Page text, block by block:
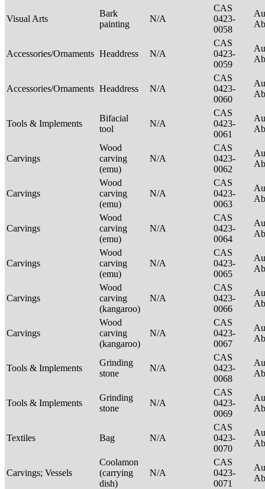
Visual Arts
Bark
painting
N/A
CAS
0423-
0058
Accessories/Ornaments Headdress N/A
CAS
0423-
0059
Accessories/Ornaments Headdress N/A
CAS
0423-
0060
Tools & Implements
Bifacial
tool
N/A
CAS
0423-
0061
Carvings
Wood
carving
(emu)
N/A
CAS
0423-
0062
Carvings
Wood
carving
(emu)
N/A
CAS
0423-
0063
Carvings
Wood
carving
(emu)
N/A
CAS
0423-
0064
Carvings
Wood
carving
(emu)
N/A
CAS
0423-
0065
Carvings
Wood
carving
(kangaroo)
N/A
CAS
0423-
0066
Carvings
Wood
carving
(kangaroo)
N/A
CAS
0423-
0067
Tools & Implements
Grinding
stone
N/A
CAS
0423-
0068
Tools & Implements
Grinding
stone
N/A
CAS
0423-
0069
Textiles Bag N/A
CAS
0423-
0070
Carvings; Vessels
Coolamon
(carrying
dish)
N/A
CAS
0423-
0071